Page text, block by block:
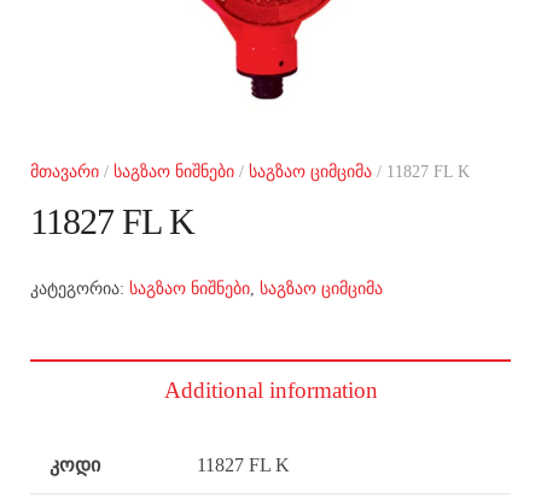
მთავარი / საგზაო ნიშნები / საგზაო ციმციმა / 11827 FL K
11827 FL K
კატეგორია: საგზაო ნიშნები საგზაო ციმციმა
Additional information
კოდი 11827 FL K